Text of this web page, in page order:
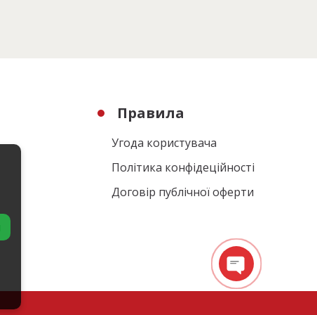
Правила
Угода користувача
Політика конфідеційності
Договір публічної оферти